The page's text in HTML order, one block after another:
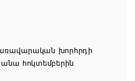
անվան տակ
խորհրդի
հոկտեմբերին